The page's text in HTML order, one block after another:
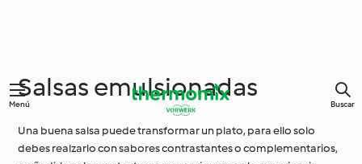
Menú Buscar
Salsas emulsionadas
Una buena salsa puede transformar un plato, para ello solo
debes realzarlo con sabores contrastantes o complementarios,